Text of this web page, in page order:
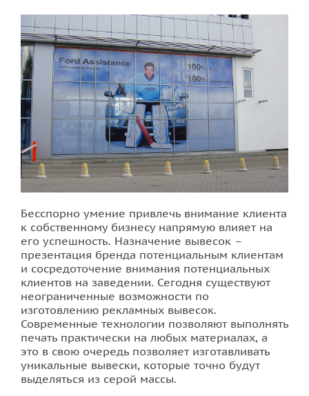
Печать наклеек
Печать на ткани
Печать визиток
Стенды для школы
Печать буклетов
Печать флаеров
Печать календарей
Печать билетов во Львове
Фотопечать на плитке
Бесспорно умение привлечь внимание клиента
к собственному бизнесу напрямую влияет на
его успешность. Назначение вывесок –
презентация бренда потенциальным клиентам
и сосредоточение внимания потенциальных
клиентов на заведении. Сегодня существуют
неограниченные возможности по
изготовлению рекламных вывесок.
Современные технологии позволяют выполнять
печать практически на любых материалах, а
это в свою очередь позволяет изготавливать
уникальные вывески, которые точно будут
выделяться из серой массы.